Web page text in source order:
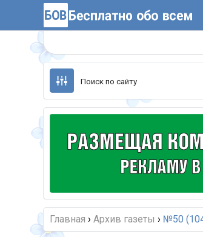
Перейти
содержанию
Главная › Архив газеты › №50